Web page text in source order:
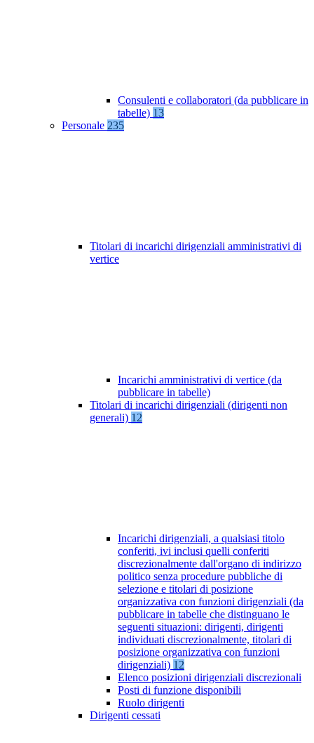
Consulenti e collaboratori (da pubblicare in
tabelle) 13
Personale 235
Titolari di incarichi dirigenziali amministrativi di
vertice
Incarichi amministrativi di vertice (da
pubblicare in tabelle)
Titolari di incarichi dirigenziali (dirigenti non
generali) 12
Incarichi dirigenziali, a qualsiasi titolo
conferiti, ivi inclusi quelli conferiti
discrezionalmente dall'organo di indirizzo
politico senza procedure pubbliche di
selezione e titolari di posizione
organizzativa con funzioni dirigenziali (da
pubblicare in tabelle che distinguano le
seguenti situazioni: dirigenti, dirigenti
individuati discrezionalmente, titolari di
posizione organizzativa con funzioni
dirigenziali) 12
Elenco posizioni dirigenziali discrezionali
Posti di funzione disponibili
Ruolo dirigenti
Dirigenti cessati